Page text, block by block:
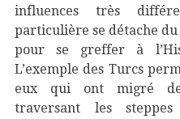
influences très
particulière se détache
pour se greffer à
L’exemple des Turcs
eux qui ont migré de
traversant les